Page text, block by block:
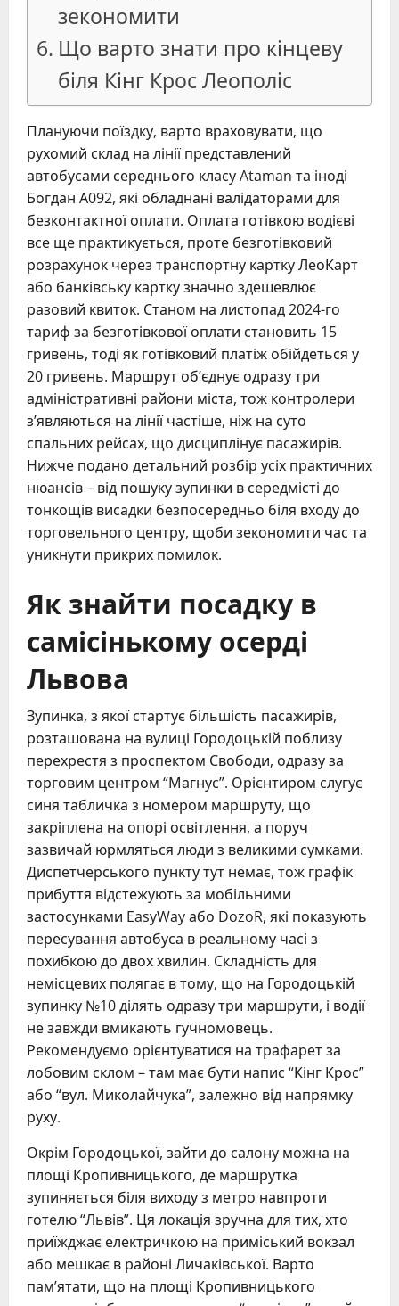
зекономити
Що варто знати про кінцеву
біля Кінг Крос Леополіс
Плануючи поїздку, варто враховувати, що
рухомий склад на лінії представлений
автобусами середнього класу Ataman та іноді
Богдан А092, які обладнані валідаторами для
безконтактної оплати. Оплата готівкою водієві
все ще практикується, проте безготівковий
розрахунок через транспортну картку ЛеоКарт
або банківську картку значно здешевлює
разовий квиток. Станом на листопад 2024-го
тариф за безготівкової оплати становить 15
гривень, тоді як готівковий платіж обійдеться у
20 гривень. Маршрут об’єднує одразу три
адміністративні райони міста, тож контролери
з’являються на лінії частіше, ніж на суто
спальних рейсах, що дисциплінує пасажирів.
Нижче подано детальний розбір усіх практичних
нюансів – від пошуку зупинки в середмісті до
тонкощів висадки безпосередньо біля входу до
торговельного центру, щоби зекономити час та
уникнути прикрих помилок.
Як знайти посадку в
самісінькому осерді
Львова
Зупинка, з якої стартує більшість пасажирів,
розташована на вулиці Городоцькій поблизу
перехрестя з проспектом Свободи, одразу за
торговим центром “Магнус”. Орієнтиром слугує
синя табличка з номером маршруту, що
закріплена на опорі освітлення, а поруч
зазвичай юрмляться люди з великими сумками.
Диспетчерського пункту тут немає, тож графік
прибуття відстежують за мобільними
застосунками EasyWay або DozoR, які показують
пересування автобуса в реальному часі з
похибкою до двох хвилин. Складність для
немісцевих полягає в тому, що на Городоцькій
зупинку №10 ділять одразу три маршрути, і водії
не завжди вмикають гучномовець.
Рекомендуємо орієнтуватися на трафарет за
лобовим склом – там має бути напис “Кінг Крос”
або “вул. Миколайчука”, залежно від напрямку
руху.
Окрім Городоцької, зайти до салону можна на
площі Кропивницького, де маршрутка
зупиняється біля виходу з метро навпроти
готелю “Львів”. Ця локація зручна для тих, хто
приїжджає електричкою на приміський вокзал
або мешкає в районі Личаківської. Варто
пам’ятати, що на площі Кропивницького